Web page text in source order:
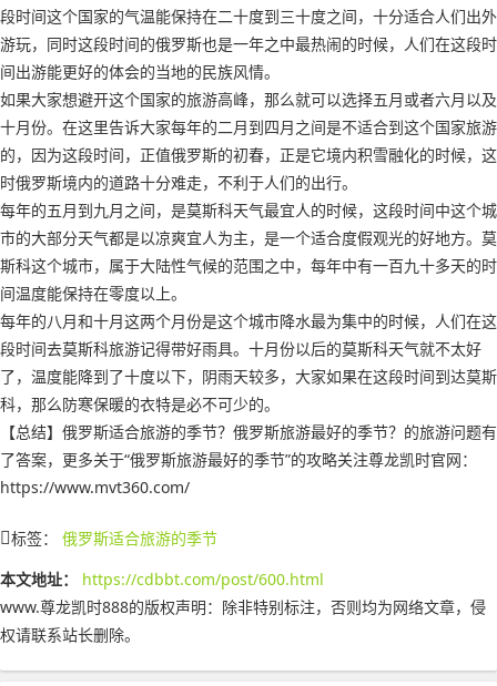
段时间这个国家的气温能保持在二十度到三十度之间，十分适合人们出外
游玩，同时这段时间的俄罗斯也是一年之中最热闹的时候，人们在这段时
间出游能更好的体会的当地的民族风情。
如果大家想避开这个国家的旅游高峰，那么就可以选择五月或者六月以及
十月份。在这里告诉大家每年的二月到四月之间是不适合到这个国家旅游
的，因为这段时间，正值俄罗斯的初春，正是它境内积雪融化的时候，这
时俄罗斯境内的道路十分难走，不利于人们的出行。
每年的五月到九月之间，是莫斯科天气最宜人的时候，这段时间中这个城
市的大部分天气都是以凉爽宜人为主，是一个适合度假观光的好地方。莫
斯科这个城市，属于大陆性气候的范围之中，每年中有一百九十多天的时
间温度能保持在零度以上。
每年的八月和十月这两个月份是这个城市降水最为集中的时候，人们在这
段时间去莫斯科旅游记得带好雨具。十月份以后的莫斯科天气就不太好
了，温度能降到了十度以下，阴雨天较多，大家如果在这段时间到达莫斯
科，那么防寒保暖的衣特是必不可少的。
【总结】俄罗斯适合旅游的季节？俄罗斯旅游最好的季节？的旅游问题有
了答案，更多关于“俄罗斯旅游最好的季节”的攻略关注尊龙凯时官网：
https://www.mvt360.com/
标签： 俄罗斯适合旅游的季节
本文地址：
https://cdbbt.com/post/600.html
www.尊龙凯时888的版权声明： 除非特别标注，否则均为网络文章，侵
权请联系站长删除。